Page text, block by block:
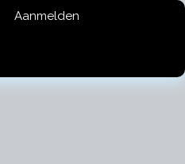
Aanmelden